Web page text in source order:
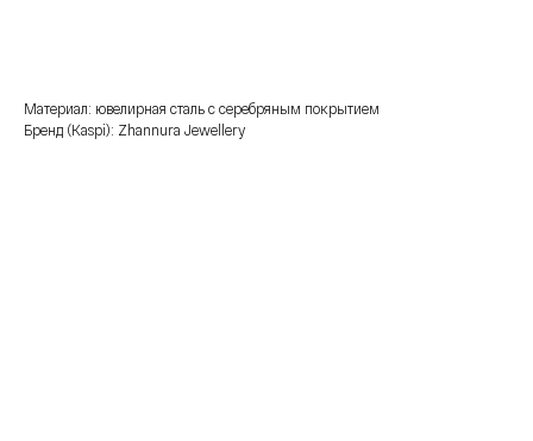
Материал: ювелирная сталь с серебряным покрытием
Бренд (Kaspi): Zhannura Jewellery